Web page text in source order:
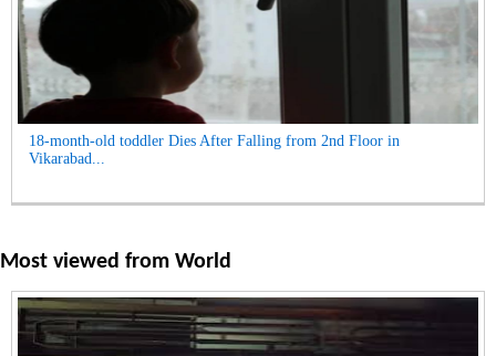
18-month-old toddler Dies After Falling from 2nd Floor in
Vikarabad...
Most viewed from World